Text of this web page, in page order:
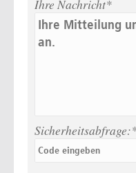
Ihre Nachricht*